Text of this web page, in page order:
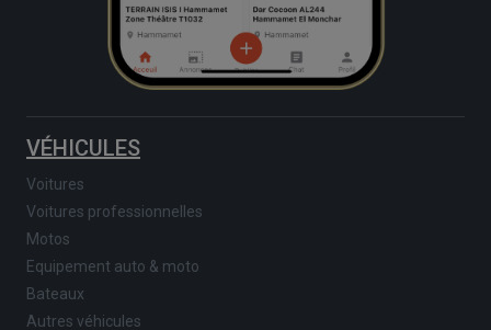
VÉHICULES
Voitures
Voitures professionnelles
Motos
Equipement auto & moto
Bateaux
Autres véhicules